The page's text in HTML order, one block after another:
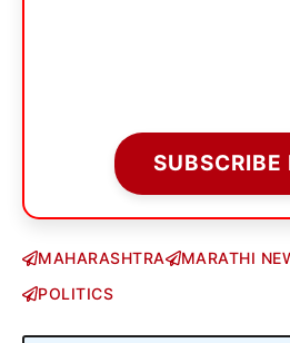
SUBSCRIBE
MAHARASHTRA MARATHI
POLITICS